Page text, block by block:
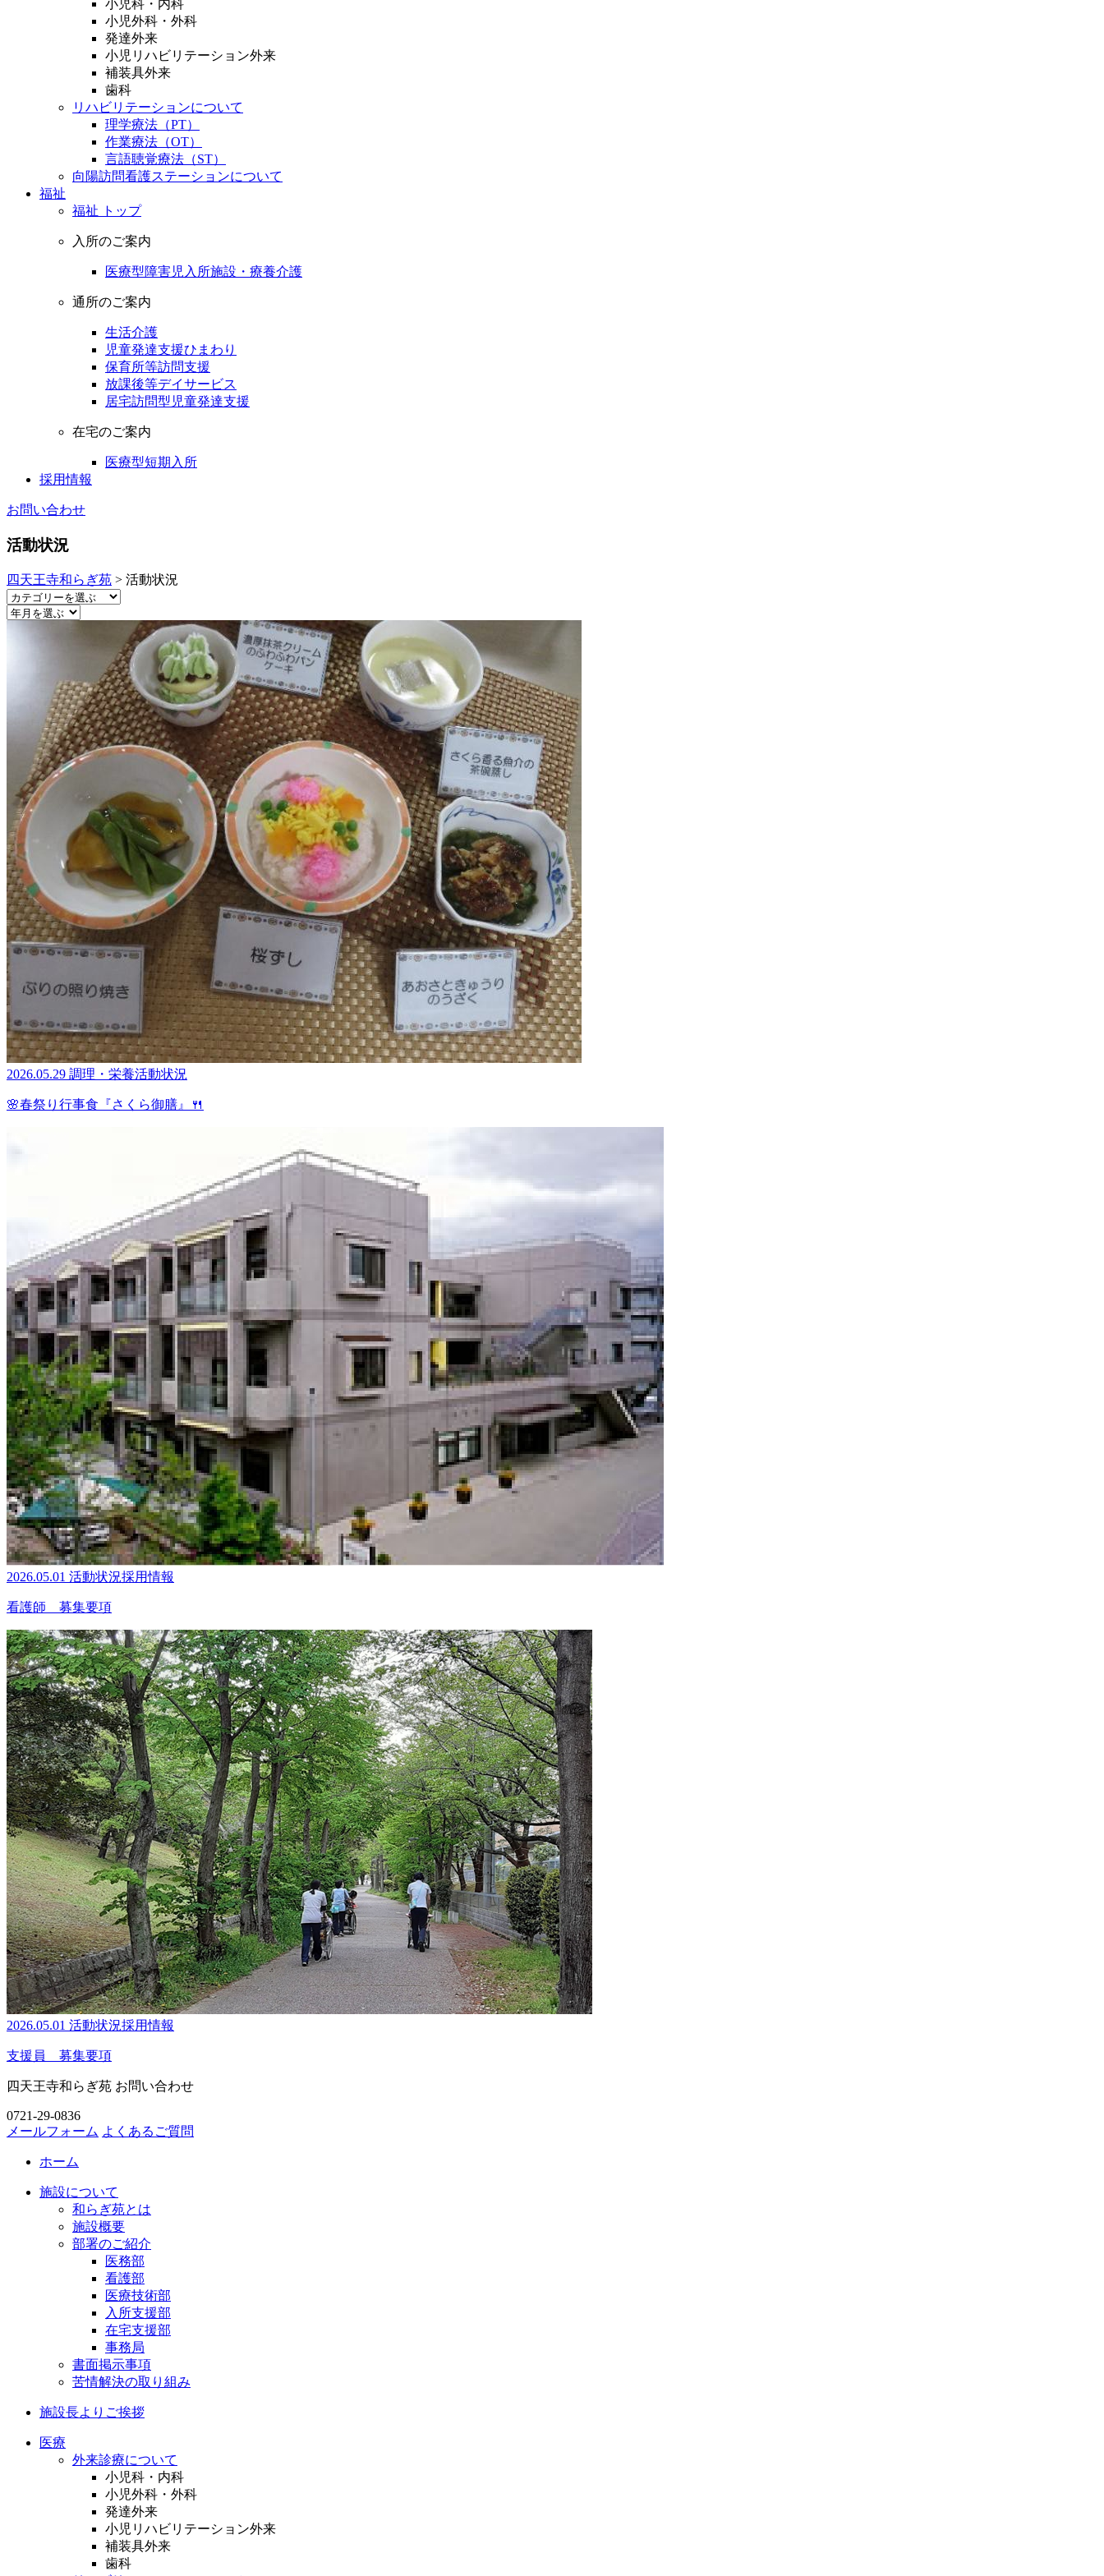
小児科・内科
小児外科・外科
発達外来
小児リハビリテーション外来
補装具外来
歯科
リハビリテーションについて
理学療法（PT）
作業療法（OT）
言語聴覚療法（ST）
向陽訪問看護ステーションについて
福祉
福祉 トップ
入所のご案内
医療型障害児入所施設・療養介護
通所のご案内
生活介護
児童発達支援ひまわり
保育所等訪問支援
放課後等デイサービス
居宅訪問型児童発達支援
在宅のご案内
医療型短期入所
採用情報
お問い合わせ
活動状況
四天王寺和らぎ苑 > 活動状況
2026.05.29 調理・栄養活動状況
🌸春祭り行事食『さくら御膳』🍴
2026.05.01 活動状況採用情報
看護師 募集要項
2026.05.01 活動状況採用情報
支援員 募集要項
四天王寺和らぎ苑 お問い合わせ
0721-29-0836
メールフォーム よくあるご質問
ホーム
施設について
和らぎ苑とは
施設概要
部署のご紹介
医務部
看護部
医療技術部
入所支援部
在宅支援部
事務局
書面掲示事項
苦情解決の取り組み
施設長よりご挨拶
医療
外来診療について
小児科・内科
小児外科・外科
発達外来
小児リハビリテーション外来
補装具外来
歯科